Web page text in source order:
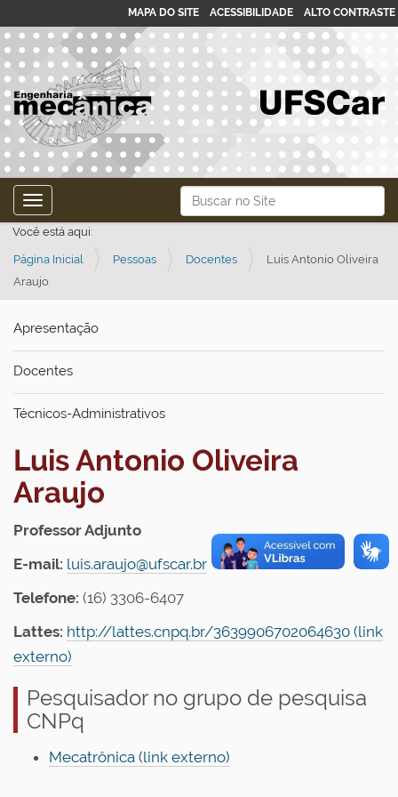
Busca
Busca Avançada…
MAPA DO SITE ACESSIBILIDADE ALTO CONTRASTE
Toggle navigation
Você está aqui:
Página Inicial Pessoas Docentes
Luis Antonio Oliveira
Araujo
Apresentação
Docentes
Técnicos-Administrativos
Luis Antonio Oliveira
Araujo
Professor Adjunto
E-mail: luis.araujo@ufscar.br
Telefone: (16) 3306-6407
Lattes: http://lattes.cnpq.br/3639906702064630 (link
externo)
Pesquisador no grupo de pesquisa
CNPq
Mecatrônica (link externo)